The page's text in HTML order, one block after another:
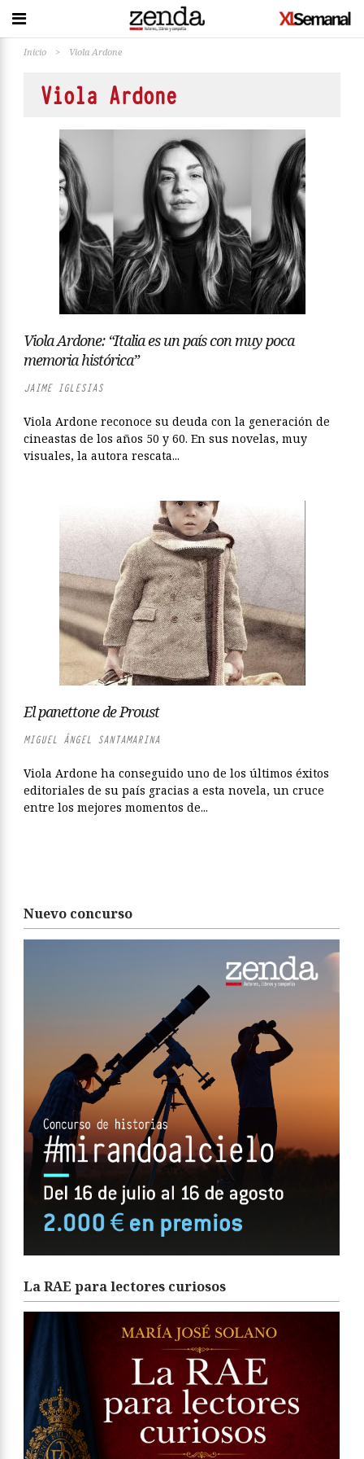
Inicio > Viola Ardone
Viola Ardone
Viola Ardone: “Italia es un país con muy poca
memoria histórica”
JAIME IGLESIAS
Viola Ardone reconoce su deuda con la generación de
cineastas de los años 50 y 60. En sus novelas, muy
visuales, la autora rescata...
El panettone de Proust
MIGUEL ÁNGEL SANTAMARINA
Viola Ardone ha conseguido uno de los últimos éxitos
editoriales de su país gracias a esta novela, un cruce
entre los mejores momentos de...
Nuevo concurso
La RAE para lectores curiosos